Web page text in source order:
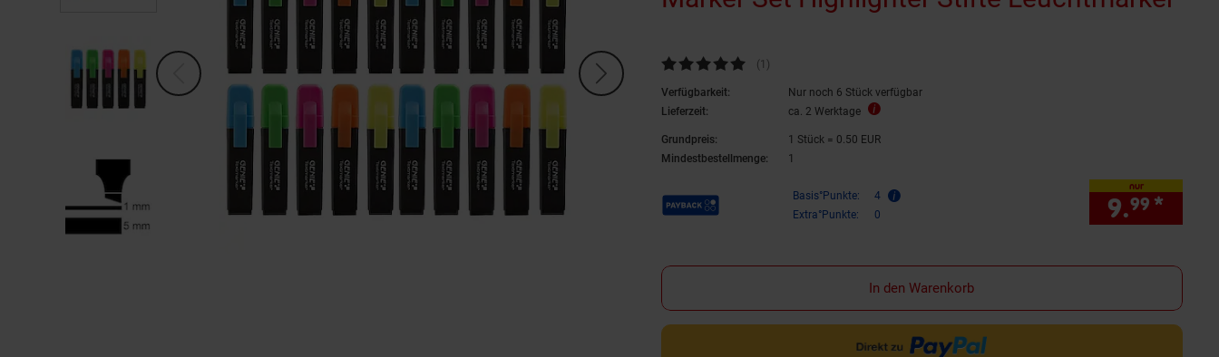
Kundenbewertung: 5 von 5 Sternen
(1 Kundenbewertungen
)
Verfügbarkeit:
Nur noch 6 Stück verfügbar
Lieferzeit:
ca. 2 Werktage
Grundpreis:
1 Stück = 0.50 EUR
Mindestbestellmenge:
1
Payback Punkte Basis°Punkte:
4
Extra°Punkte:
0
nur
9.99 *
In den Warenkorb